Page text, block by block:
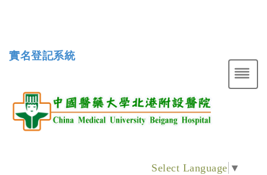
實名登記系統
Select Language ▼